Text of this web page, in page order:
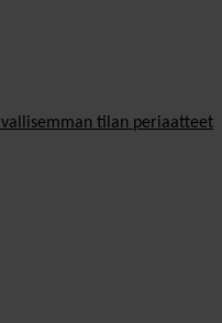
tilan periaatteet